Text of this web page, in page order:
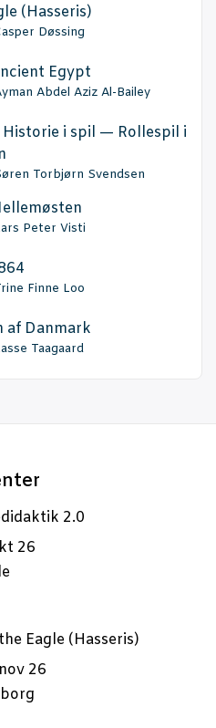
(Has­se­ris)
Døssing
Egypt
Abdel Aziz Al-Bailey
i spil — Rol­le­spil i
Torbjørn Svendsen
Peter Visti
Finne Loo
af Danmark
Taagaard
2.0
26
Eagle (Hasseris)
26